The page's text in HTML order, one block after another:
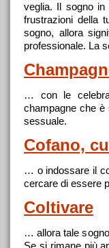
veglia. Il sogno
frustrazioni della
sogno, allora
professionale. La
… con le
champagne che è
sessuale.
Cofano,
… o indossare il
cercare di essere
Coltivare
… allora tale
Se si rimane più